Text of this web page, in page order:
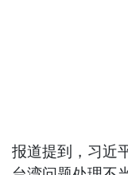
报道提到，习近